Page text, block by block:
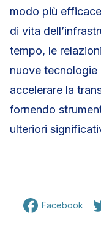
modo più
di vita
tempo, le
nuove
accelerare la
fornendo
ulteriori
Facebook